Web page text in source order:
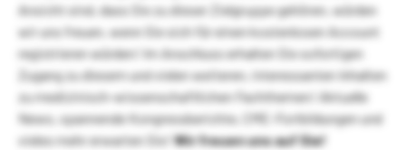
Ansicht sind, dass Sie zu dieser Zielgruppe gehören, würden
wir uns freuen, wenn Sie sich für einen kostenlosen Account
registrieren würden! Im Anschluss erhalten Sie sofortigen
Zugang zu diesem und vielen weiteren, interessanten Inhalten
zu medizinisch-wissenschaftlichen Fachthemen! Aktuelle
News, spannende Kongressberichte, CME-Fortbildungen und
vieles mehr erwarten Sie!Wir freuen uns auf Sie!